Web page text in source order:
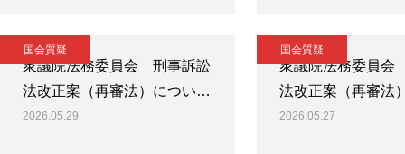
国会質疑
衆議院法務委員会 刑事訴訟
法改正案（再審法）につい…
2026.05.29
国会質疑
衆議院法務委員
法改正案（再審法
2026.05.27